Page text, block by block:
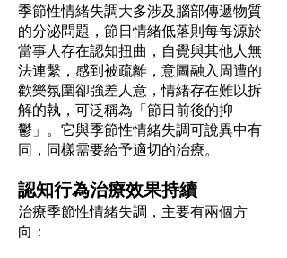
季節性情緒失調大多涉及腦部傳遞物質
的分泌問題，節日情緒低落則每每源於
當事人存在認知扭曲，自覺與其他人無
法連繫，感到被疏離，意圖融入周遭的
歡樂氛圍卻強差人意，情緒存在難以拆
解的執，可泛稱為「節日前後的抑
鬱」。它與季節性情緒失調可說異中有
同，同樣需要給予適切的治療。
認知行為治療效果持續
治療季節性情緒失調，主要有兩個方
向：